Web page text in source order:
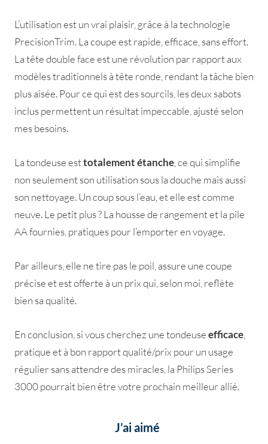
L’utilisation est un vrai plaisir, grâce à la technologie
PrecisionTrim. La coupe est rapide, efficace, sans effort.
La tête double face est une révolution par rapport aux
modèles traditionnels à tête ronde, rendant la tâche bien
plus aisée. Pour ce qui est des sourcils, les deux sabots
inclus permettent un résultat impeccable, ajusté selon
mes besoins.
La tondeuse esttotalement étanche , ce qui simplifie
non seulement son utilisation sous la douche mais aussi
son nettoyage. Un coup sous l’eau, et elle est comme
neuve. Le petit plus ? La housse de rangement et la pile
AA fournies, pratiques pour l’emporter en voyage.
Par ailleurs, elle ne tire pas le poil, assure une coupe
précise et est offerte à un prix qui, selon moi, reflète
bien sa qualité.
En conclusion, si vous cherchez une tondeuseefficace
pratique et à bon rapport qualité/prix pour un usage
régulier sans attendre des miracles, la Philips Series
3000 pourrait bien être votre prochain meilleur allié.
J’ai aimé